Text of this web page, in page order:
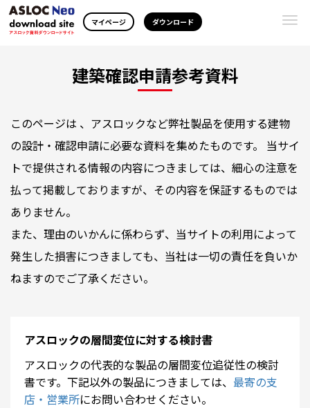
マイページ ダウンロード
建築確認申請参考資料
このページは 、アスロックなど弊社製品を使用する建物
の設計・確認申請に必要な資料を集めたものです。 当サイ
トで提供される情報の内容につきましては、細心の注意を
払って掲載しておりますが、その内容を保証するものでは
ありません。
また、理由のいかんに係わらず、当サイトの利用によって
発生した損害につきましても、当社は一切の責任を負いか
ねますのでご了承ください。
アスロックの層間変位に対する検討書
アスロックの代表的な製品の層間変位追従性の検討
書です。下記以外の製品につきましては、 最寄の支
店・営業所にお問い合わせください。